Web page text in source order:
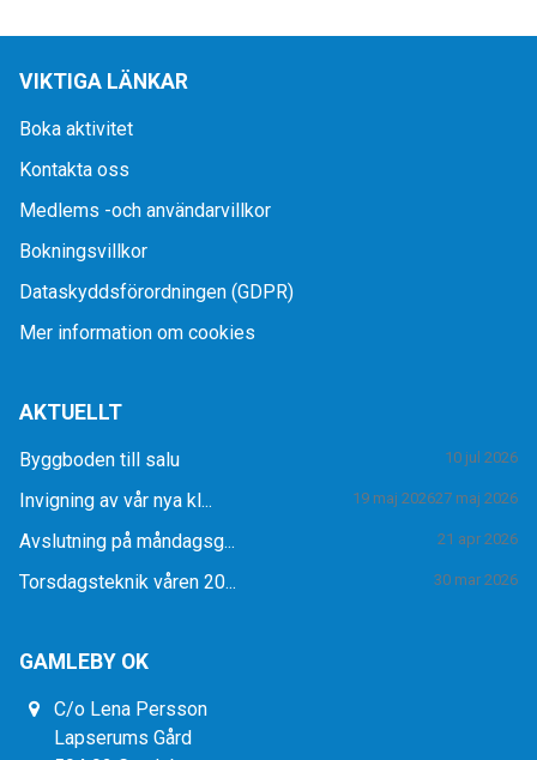
VIKTIGA LÄNKAR
Boka aktivitet
Kontakta oss
Medlems -och användarvillkor
Bokningsvillkor
Dataskyddsförordningen (GDPR)
Mer information om cookies
AKTUELLT
Byggboden till salu 10 jul 2026
27 maj 2026
Invigning av vår nya kl... 19 maj 2026
Avslutning på måndagsg... 21 apr 2026
Torsdagsteknik våren 20... 30 mar 2026
GAMLEBY OK
C/o Lena Persson
Lapserums Gård